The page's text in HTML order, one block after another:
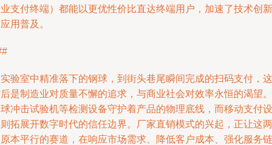
支付终端）都能以更优性价比直达终端用户，加速了技术创新
用普及。
验室中精准落下的钢球，到街头巷尾瞬间完成的扫码支付，这
是制造业对质量不懈的追求，与商业社会对效率永恒的渴望。
冲击试验机等检测设备守护着产品的物理底线，而移动支付设
拓展开数字时代的信任边界。厂家直销模式的兴起，正让这两
本平行的赛道，在响应市场需求、降低客户成本、强化服务链